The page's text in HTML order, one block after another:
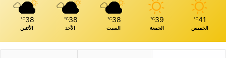
41
℃
الخميس
39
℃
الجمعة
38
℃
السبت
38
℃
الأحد
38
℃
الأثنين